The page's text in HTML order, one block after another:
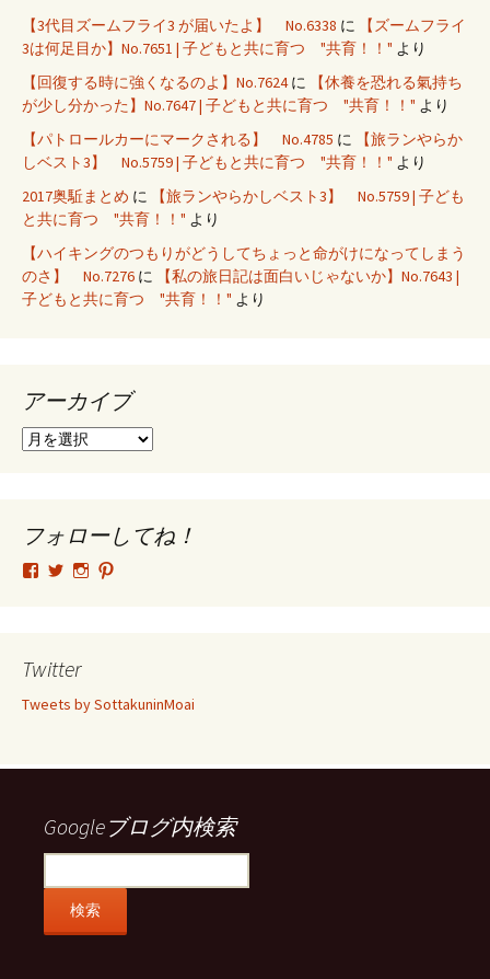
【3代目ズームフライ3 が届いたよ】 No.6338 に
【ズームフライ
3は何足目か】No.7651 | 子どもと共に育つ "共育！！" より
【回復する時に強くなるのよ】No.7624に
【休養を恐れる氣持ち
が少し分かった】No.7647 | 子どもと共に育つ "共育！！" より
【パトロールカーにマークされる】 No.4785 に
【旅ランやらか
しベスト3】 No.5759 | 子どもと共に育つ "共育！！" より
2017奥駈まとめ に
【旅ランやらかしベスト3】 No.5759 | 子ども
と共に育つ "共育！！" より
【ハイキングのつもりがどうしてちょっと命がけになってしまう
のさ】 No.7276 に
【私の旅日記は面白いじゃないか】No.7643 |
子どもと共に育つ "共育！！" より
アーカイブ
ア
ブ
フォローしてね！
tsutomu.hattori.33
フ
ー
SottakuninMoai
フ
ー
tsutomu.hattori.33
ー
示
ー
示
Twitter
Tweets by SottakuninMoai
Googleブログ内検索